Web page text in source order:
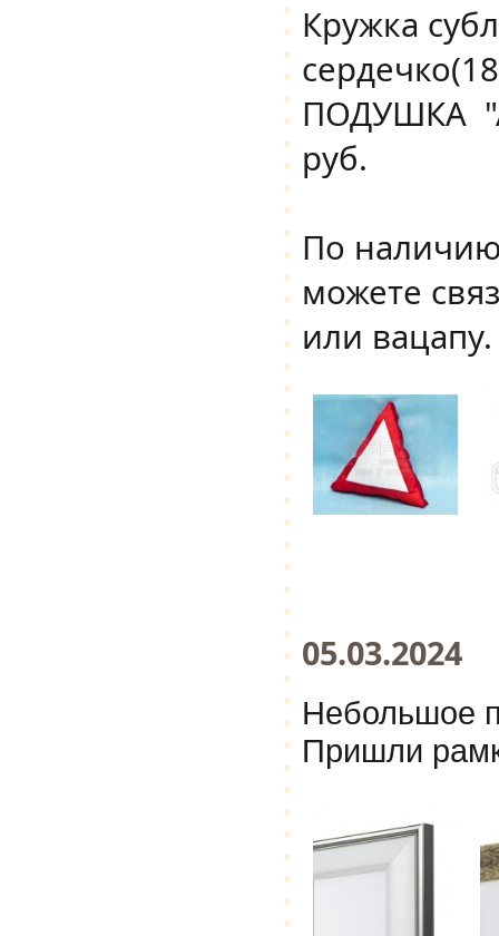
Кружка
ПОДУШКА
руб.
По
можете
или вацапу.
05.03.2024
Небольшое
Пришли